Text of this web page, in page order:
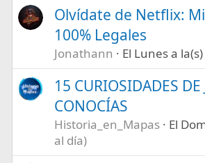
:
Olvídate de Netflix:
100% Legales
Jonathann El Lunes a
15 CURIOSIDADES
CONOCÍAS
Historia_en_Mapas El
al día)